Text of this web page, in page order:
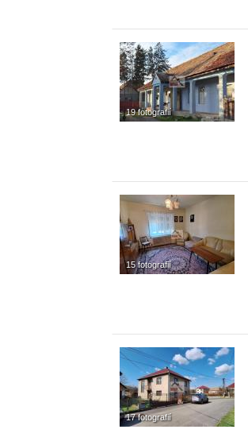
19 fotografií
15 fotografií
17 fotografií